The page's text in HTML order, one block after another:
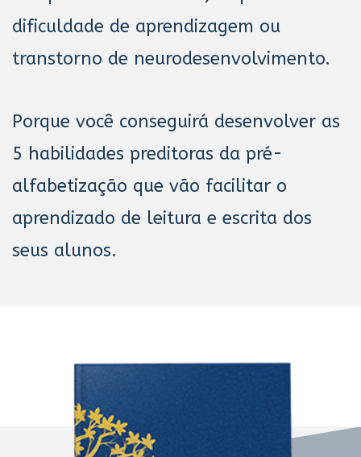
dificuldade de aprendizagem ou
transtorno de neurodesenvolvimento.
Porque você conseguirá desenvolver as
5 habilidades preditoras da pré-
alfabetização que vão facilitar o
aprendizado de leitura e escrita dos
seus alunos.